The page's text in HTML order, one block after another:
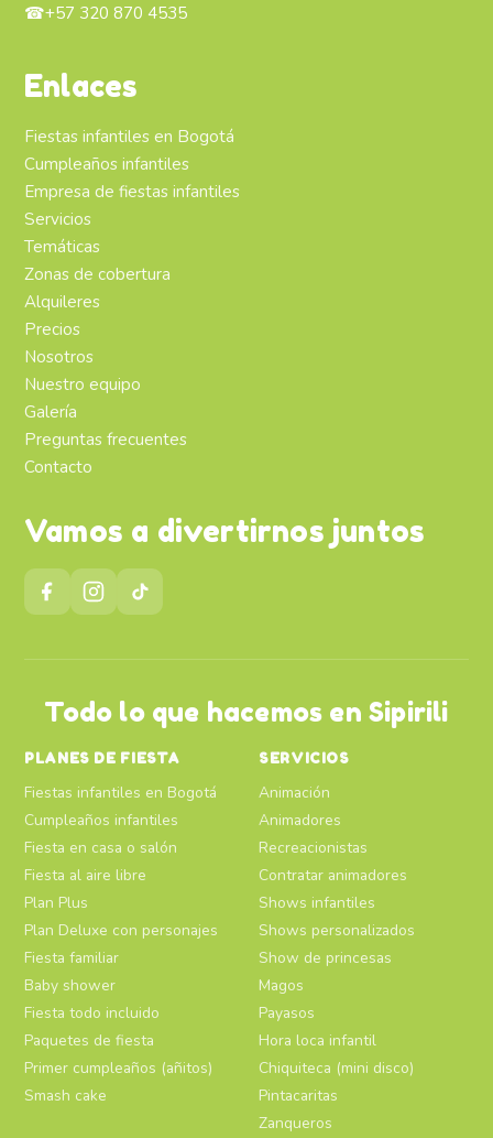
☎+57 320 870 4535
Enlaces
Fiestas infantiles en Bogotá
Cumpleaños infantiles
Empresa de fiestas infantiles
Servicios
Temáticas
Zonas de cobertura
Alquileres
Precios
Nosotros
Nuestro equipo
Galería
Preguntas frecuentes
Contacto
Vamos a divertirnos juntos
Todo lo que hacemos en Sipirili
PLANES DE FIESTA
Fiestas infantiles en Bogotá
Cumpleaños infantiles
Fiesta en casa o salón
Fiesta al aire libre
Plan Plus
Plan Deluxe con personajes
Fiesta familiar
Baby shower
Fiesta todo incluido
Paquetes de fiesta
Primer cumpleaños (añitos)
Smash cake
SERVICIOS
Animación
Animadores
Recreacionistas
Contratar animadores
Shows infantiles
Shows personalizados
Show de princesas
Magos
Payasos
Hora loca infantil
Chiquiteca (mini disco)
Pintacaritas
Zanqueros